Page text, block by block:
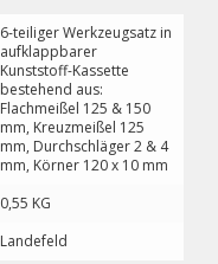
6-teiliger Werkzeugsatz in
aufklappbarer
Kunststoff-Kassette
bestehend aus:
Flachmeißel 125 & 150
mm, Kreuzmeißel 125
mm, Durchschläger 2 & 4
mm, Körner 120 x 10 mm
0,55 KG
Landefeld